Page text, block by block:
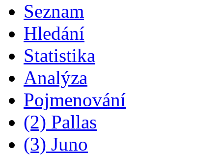
Seznam
Hledání
Statistika
Analýza
Pojmenování
(2) Pallas
(3) Juno